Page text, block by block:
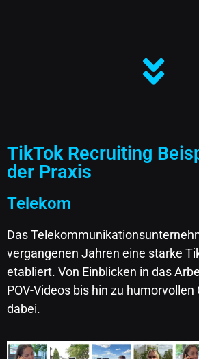
TikTok Recruiting
der Praxis
Telekom
Das
vergangenen Jahren eine starke
etabliert. Von Einblicken in das
POV-Videos bis hin zu humorvollen
dabei.